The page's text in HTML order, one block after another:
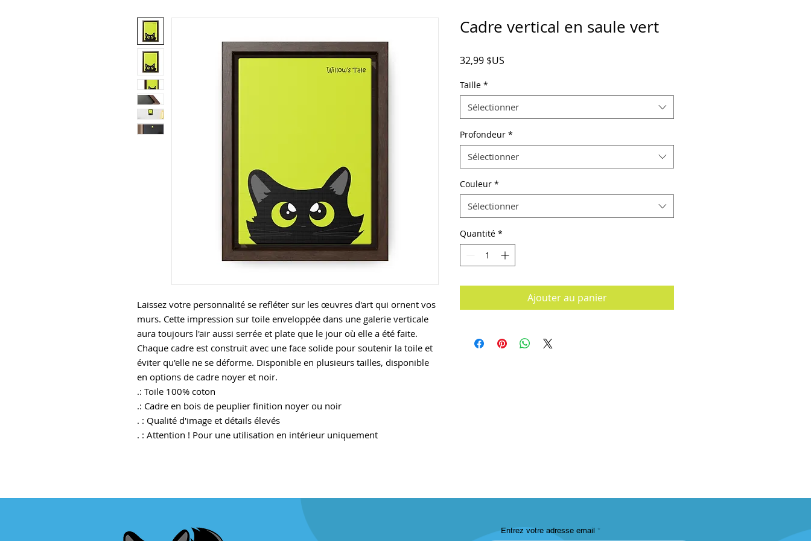
Laissez votre personnalité se refléter sur les œuvres d'art qui ornent vos
murs. Cette impression sur toile enveloppée dans une galerie verticale
aura toujours l'air aussi serrée et plate que le jour où elle a été faite.
Chaque cadre est construit avec une face solide pour soutenir la toile et
éviter qu'elle ne se déforme. Disponible en plusieurs tailles, disponible
en options de cadre noyer et noir.
.: Toile 100% coton
.: Cadre en bois de peuplier finition noyer ou noir
. : Qualité d'image et détails élevés
. : Attention ! Pour une utilisation en intérieur uniquement
Cadre vertical en saule vert
32,99 $US
Taille *
Sélectionner
Profondeur *
Sélectionner
Couleur *
Sélectionner
Quantité *
Ajouter au panier
Entrez votre adresse email